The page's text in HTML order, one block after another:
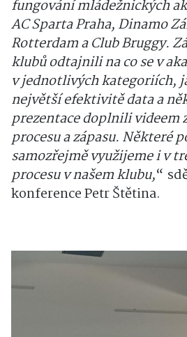
fungování mládežnických
AC Sparta Praha, Dinamo
Rotterdam a Club Bruggy.
klubů odtajnili na co se v
v jednotlivých kategoriích,
největší efektivitě data a
prezentace doplnili videem
procesu a zápasu. Některé
samozřejmě využijeme i v
procesu v našem klubu,“
konference Petr Štětina.